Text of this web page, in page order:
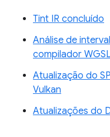
Tint IR concluído
Análise de
compilador WGSL
Atualização do
Vulkan
Atualizações do